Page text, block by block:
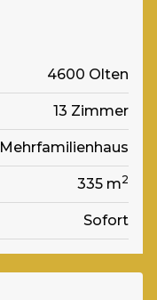
4600 Olten
13 Zimmer
Mehrfamilienhaus
335 m2
Sofort